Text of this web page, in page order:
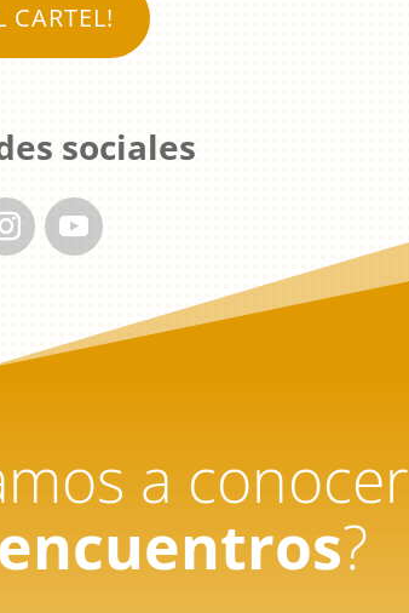
CARTEL!
sociales
a conocer
?